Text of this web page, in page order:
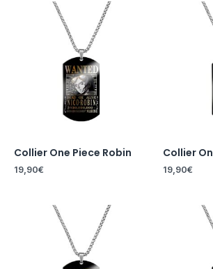
Collier One Piece Robin
19,90€
Collier
19,90€